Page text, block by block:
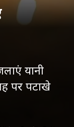
यानी
पर पटाखे